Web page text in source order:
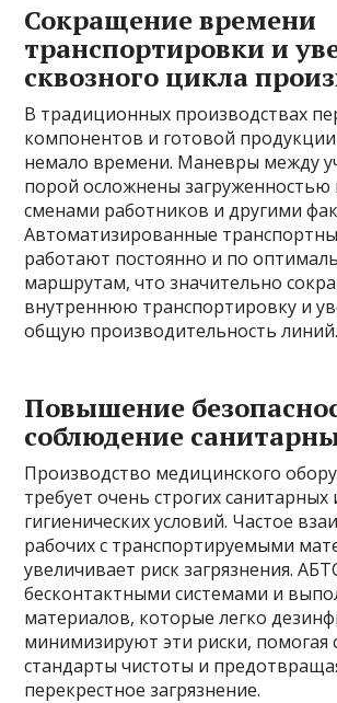
Сокращение времени
транспортировки и
сквозного цикла
В традиционных производствах
компонентов и готовой
немало времени. Маневры между
порой осложнены загруженностью
сменами работников и другими
Автоматизированные
работают постоянно и по
маршрутам, что значительно
внутреннюю транспортировку и
общую производительность линий.
Повышение
соблюдение
Производство медицинского
требует очень строгих санитарных
гигиенических условий. Частое
рабочих с транспортируемыми
увеличивает риск загрязнения.
бесконтактными системами и
материалов, которые легко
минимизируют эти риски, помогая
стандарты чистоты и
перекрестное загрязнение.